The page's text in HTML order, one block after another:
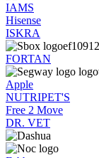
IAMS
Hisense
ISKRA
FORTAN
Apple
NUTRIPET'S
Free 2 Move
DR. VET